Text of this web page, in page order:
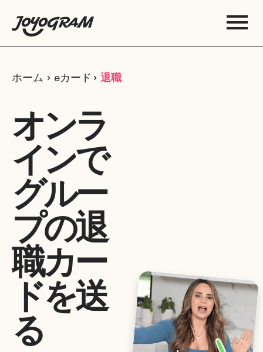
ホーム eカード 退職
オンラ
インで
グルー
プの退
職カー
ドを送
る